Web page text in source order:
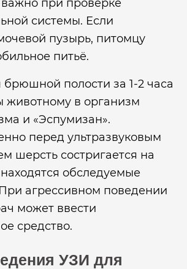
важно при проверке
системы. Если
пузырь, питомцу
питьё.
полости за 1-2 часа
животному в организм
и «Эспумизан».
перед ультразвуковым
шерсть состригается на
находятся обследуемые
агрессивном поведении
может ввести
средство.
УЗИ для